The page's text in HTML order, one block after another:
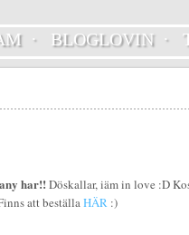
· BLOGLOVIN·
har!!Döskallar, iäm in love :D
att beställaHÄR:)